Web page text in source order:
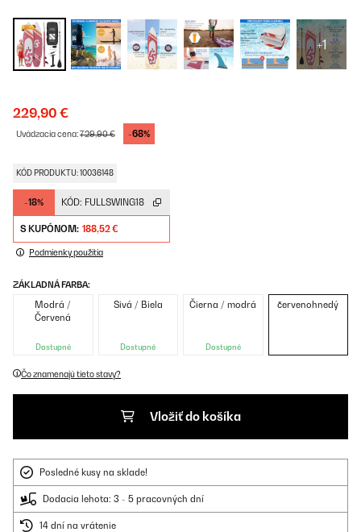
+1
229,90 €
Uvádzacia cena:729,90 € -68%
KÓD PRODUKTU: 10036148
-18% KÓD: FULLSWING18
S KUPÓNOM: 188,52 €
Podmienky použitia
ZÁKLADNÁ FARBA:
Modrá /
Červená
Dostupné
Sivá / Biela
Dostupné
Čierna / modrá
Dostupné
červenohnedý
Čo znamenajú tieto stavy?
Vložiť do košíka
Posledné kusy na sklade!
Dodacia lehota: 3 - 5 pracovných dní
14 dní na vrátenie